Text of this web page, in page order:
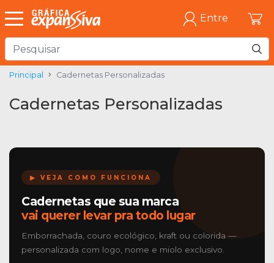
Entre
Principal Cadernetas Personalizadas
Cadernetas Personalizadas
▶ VEJA COMO FUNCIONA
Cadernetas que sua marca
vai querer levar pra todo lugar
Emborrachada, couro ecológico, kraft ou colorida —
personalizada com logo, nome e miolo exclusivo.